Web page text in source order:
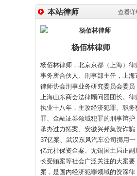
查看详
本站律师
杨佰林律师
杨佰林律师，北京京都（上海）律
事务所合伙人、刑事部主任，上海
律师协会刑事业务研究委员会委员
上海山东商会法律顾问团团长。律
执业十八年，主攻经济犯罪、职务
罪、金融证券领域犯罪的刑事辩护
承办过力拓案、安徽兴邦集资诈骗
37亿案、武汉东风汽车公司挪用一
亿元社保资金案、无锡国土局正副
长受贿案等社会广泛关注的大案要
案，是国内经济犯罪领域的资深律